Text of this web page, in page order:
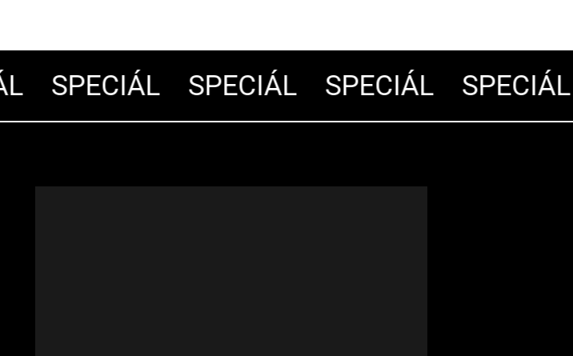
SPECIÁL SPECIÁL SPECIÁL SPECIÁL